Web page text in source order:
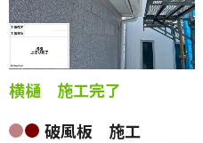
横樋 施工完了
破風板 施工